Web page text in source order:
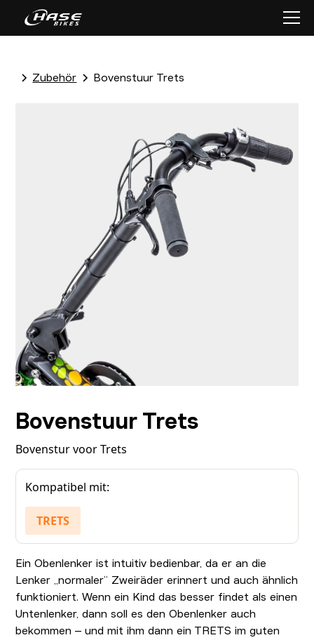
Zubehör Bovenstuur Trets
Bovenstuur Trets
Bovenstur voor Trets
Kompatibel mit:
TRETS
Ein Obenlenker ist intuitiv bedienbar, da er an die
Lenker „normaler“ Zweiräder erinnert und auch ähnlich
funktioniert. Wenn ein Kind das besser findet als einen
Untenlenker, dann soll es den Obenlenker auch
bekommen – und mit ihm dann ein TRETS im guten